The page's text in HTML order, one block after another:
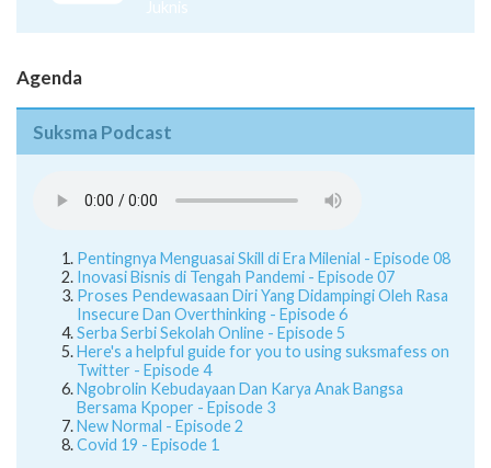
Juknis
Agenda
Suksma Podcast
Pentingnya Menguasai Skill di Era Milenial - Episode 08
Inovasi Bisnis di Tengah Pandemi - Episode 07
Proses Pendewasaan Diri Yang Didampingi Oleh Rasa
Insecure Dan Overthinking - Episode 6
Serba Serbi Sekolah Online - Episode 5
Here's a helpful guide for you to using suksmafess on
Twitter - Episode 4
Ngobrolin Kebudayaan Dan Karya Anak Bangsa
Bersama Kpoper - Episode 3
New Normal - Episode 2
Covid 19 - Episode 1